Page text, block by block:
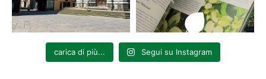
carica di più... Segui su Instagram